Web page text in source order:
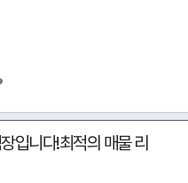
입니다!최적의 매물 리